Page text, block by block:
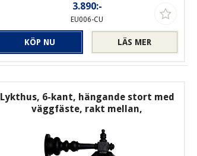
3.890:-
EU006-CU
LÄS MER
KÖP NU
Lykthus, 6-kant, hängande stort med
väggfäste, rakt mellan,